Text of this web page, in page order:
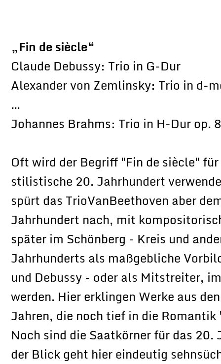
„Fin de siècle“
Claude Debussy: Trio in G-Dur
Alexander von Zemlinsky: Trio in d-
…
Johannes Brahms: Trio in H-Dur op.
Oft wird der Begriff "Fin de siècle"
stilistische 20. Jahrhundert
spürt das TrioVanBeethoven aber
Jahrhundert nach, mit
später im Schönberg - Kreis und
Jahrhunderts als maßgebliche
und Debussy - oder als Mitstreiter,
werden. Hier erklingen Werke aus
Jahren, die noch tief in die
Noch sind die Saatkörner für das
der Blick geht hier eindeutig